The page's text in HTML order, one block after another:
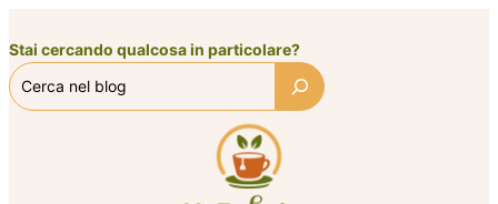
al
contenuto
Stai cercando qualcosa in particolare?